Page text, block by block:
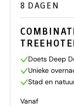
8 DAGEN
Doets Deep
Unieke
Stad en
Vanaf